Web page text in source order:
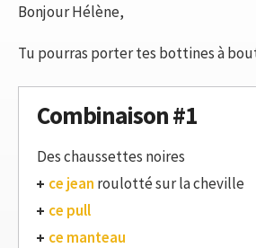
Bonjour Hélène,
Tu pourras porter tes bottines à
Combinaison #1
Des chaussettes noires
ce jean roulotté sur la cheville
ce pull
ce manteau